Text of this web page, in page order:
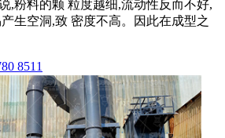
,粉料的颗 粒度越细,流动性反而不好,
生空洞,致 密度不高。因此在成型之
8511